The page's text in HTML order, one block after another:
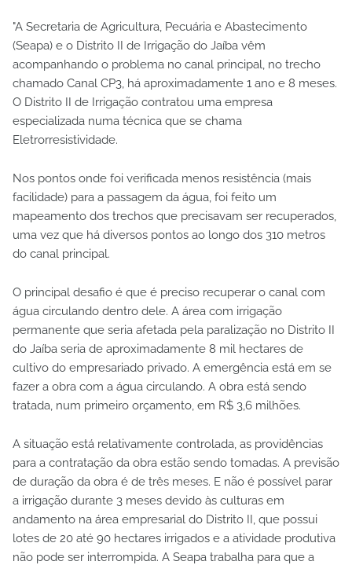
"A Secretaria de Agricultura, Pecuária e Abastecimento
(Seapa) e o Distrito II de Irrigação do Jaíba vêm
acompanhando o problema no canal principal, no trecho
chamado Canal CP3, há aproximadamente 1 ano e 8 meses.
O Distrito II de Irrigação contratou uma empresa
especializada numa técnica que se chama
Eletrorresistividade.
Nos pontos onde foi verificada menos resistência (mais
facilidade) para a passagem da água, foi feito um
mapeamento dos trechos que precisavam ser recuperados,
uma vez que há diversos pontos ao longo dos 310 metros
do canal principal.
O principal desafio é que é preciso recuperar o canal com
água circulando dentro dele. A área com irrigação
permanente que seria afetada pela paralização no Distrito II
do Jaíba seria de aproximadamente 8 mil hectares de
cultivo do empresariado privado. A emergência está em se
fazer a obra com a água circulando. A obra está sendo
tratada, num primeiro orçamento, em R$ 3,6 milhões.
A situação está relativamente controlada, as providências
para a contratação da obra estão sendo tomadas. A previsão
de duração da obra é de três meses. E não é possível parar
a irrigação durante 3 meses devido às culturas em
andamento na área empresarial do Distrito II, que possui
lotes de 20 até 90 hectares irrigados e a atividade produtiva
não pode ser interrompida. A Seapa trabalha para que a